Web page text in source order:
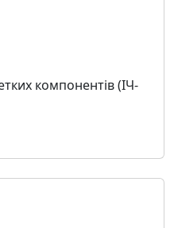
компонентів (ІЧ-